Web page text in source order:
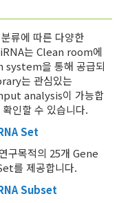
류에 따른 다양한
는 Clean room에
을 통해 공급되
는 관심있는
analysis이 가능합
인할 수 있습니다.
Set
구목적의 25개 Gene
를 제공합니다.
Subset